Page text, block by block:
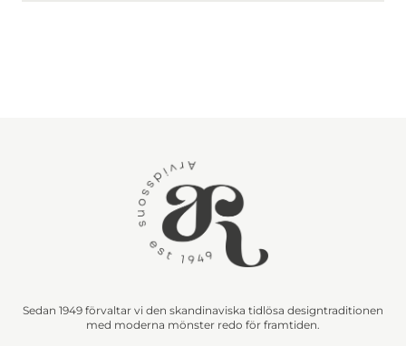
Sedan 1949 förvaltar vi den skandinaviska tidlösa designtraditionen
med moderna mönster redo för framtiden.